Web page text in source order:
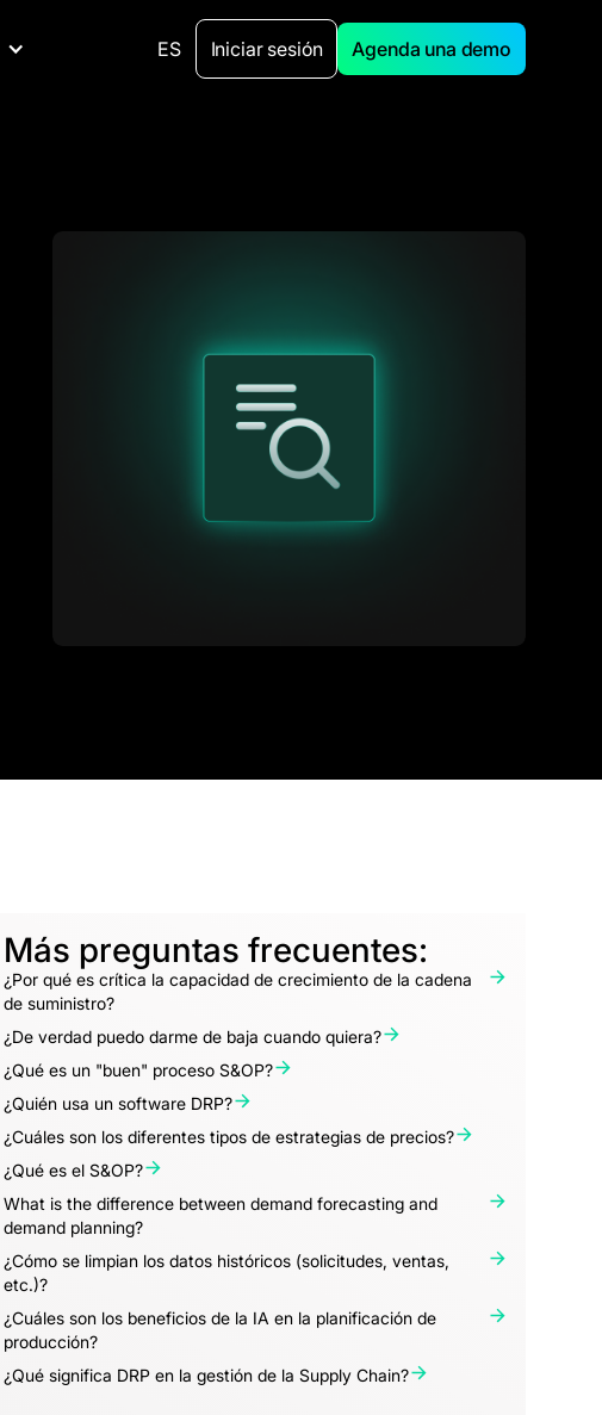
ES Iniciar sesión Agenda una demo
Más preguntas frecuentes:
¿Por qué es crítica la capacidad de crecimiento de la cadena
de suministro?
¿De verdad puedo darme de baja cuando quiera?
¿Qué es un "buen" proceso S&OP?
¿Quién usa un software DRP?
¿Cuáles son los diferentes tipos de estrategias de precios?
¿Qué es el S&OP?
What is the difference between demand forecasting and
demand planning?
¿Cómo se limpian los datos históricos (solicitudes, ventas,
etc.)?
¿Cuáles son los beneficios de la IA en la planificación de
producción?
¿Qué significa DRP en la gestión de la Supply Chain?